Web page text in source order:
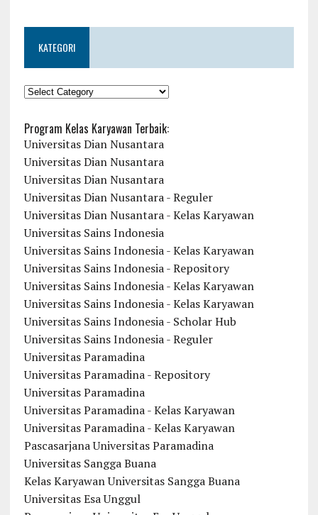
KATEGORI
KATEGORI
Program Kelas Karyawan Terbaik:
Universitas Dian Nusantara
Universitas Dian Nusantara
Universitas Dian Nusantara
Universitas Dian Nusantara - Reguler
Universitas Dian Nusantara - Kelas Karyawan
Universitas Sains Indonesia
Universitas Sains Indonesia - Kelas Karyawan
Universitas Sains Indonesia - Repository
Universitas Sains Indonesia - Kelas Karyawan
Universitas Sains Indonesia - Kelas Karyawan
Universitas Sains Indonesia - Scholar Hub
Universitas Sains Indonesia - Reguler
Universitas Paramadina
Universitas Paramadina - Repository
Universitas Paramadina
Universitas Paramadina - Kelas Karyawan
Universitas Paramadina - Kelas Karyawan
Pascasarjana Universitas Paramadina
Universitas Sangga Buana
Kelas Karyawan Universitas Sangga Buana
Universitas Esa Unggul